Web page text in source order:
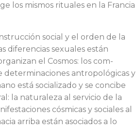
los mismos rituales en la Francia
social y el orden de la
diferencias sexuales están
el Cosmos: los com­
determinaciones antropológi­cas y
está socializado y se concibe
la naturaleza al servi­cio de la
cósmicas y sociales al
arriba están asociados a lo